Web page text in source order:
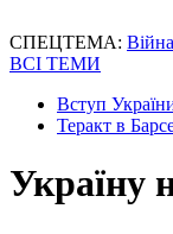
СПЕЦТЕМА:
ВСІ ТЕМИ
Вступ
Теракт в
Україну